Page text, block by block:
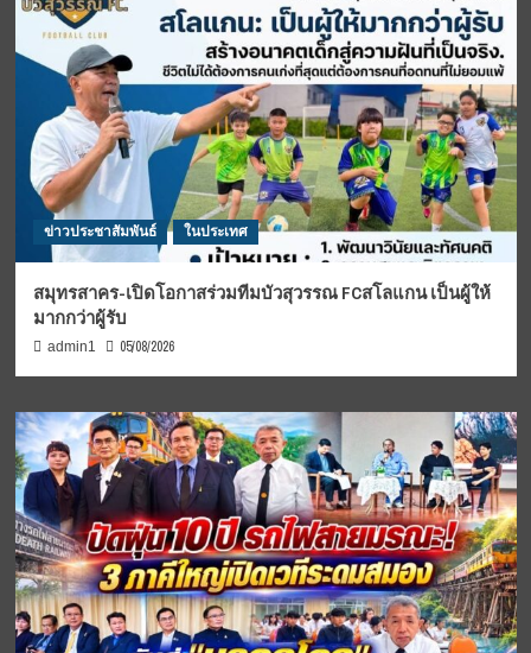
ข่าวประชาสัมพันธ์ ในประเทศ
สมุทรสาคร-เปิดโอกาสร่วมทีมบัวสุวรรณ FCสโลแกน เป็นผู้ให้
มากกว่าผู้รับ
admin1 05/08/2026